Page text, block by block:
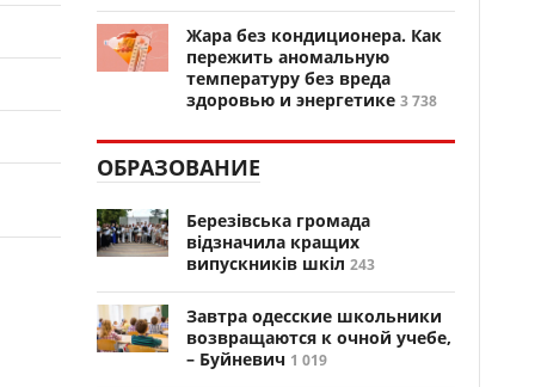
Жара без кондиционера. Как
пережить аномальную
температуру без вреда
здоровью и энергетике 3 738
ОБРАЗОВАНИЕ
Березівська громада
відзначила кращих
випускників шкіл 243
Завтра одесские школьники
возвращаются к очной учебе,
– Буйневич 1 019